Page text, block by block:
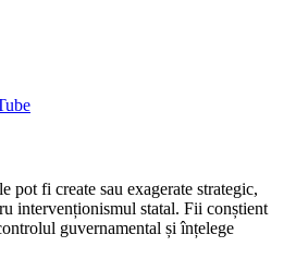
pot fi create sau exagerate strategic,
intervenționismul statal. Fii conștient
guvernamental și înțelege